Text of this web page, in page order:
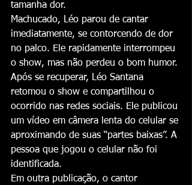
tamanha dor.
Machucado, Léo parou de cantar
imediatamente, se contorcendo de dor
no palco. Ele rapidamente interrompeu
o show, mas não perdeu o bom humor.
Após se recuperar, Léo Santana
retomou o show e compartilhou o
ocorrido nas redes sociais. Ele publicou
um vídeo em câmera lenta do celular se
aproximando de suas “partes baixas”. A
pessoa que jogou o celular não foi
identificada.
Em outra publicação, o cantor